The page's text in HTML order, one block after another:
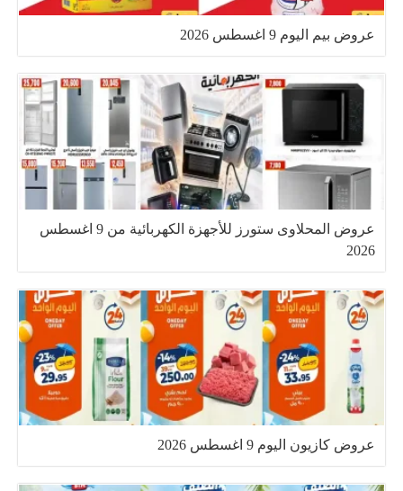
عروض بيم اليوم 9 اغسطس 2026
عروض المحلاوى ستورز للأجهزة الكهربائية من 9 اغسطس
2026
عروض كازيون اليوم 9 اغسطس 2026